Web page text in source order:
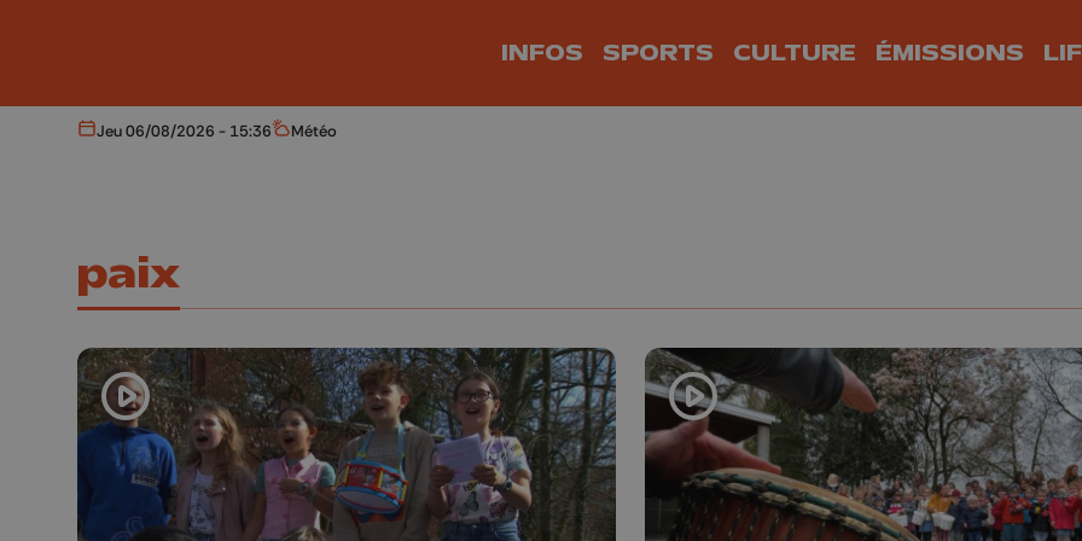
INFOS SPORTS CULTURE ÉMISSIONS
Aujourd'hui
Jeu 06/08/2026 - 15:36 Météo
Météo
paix